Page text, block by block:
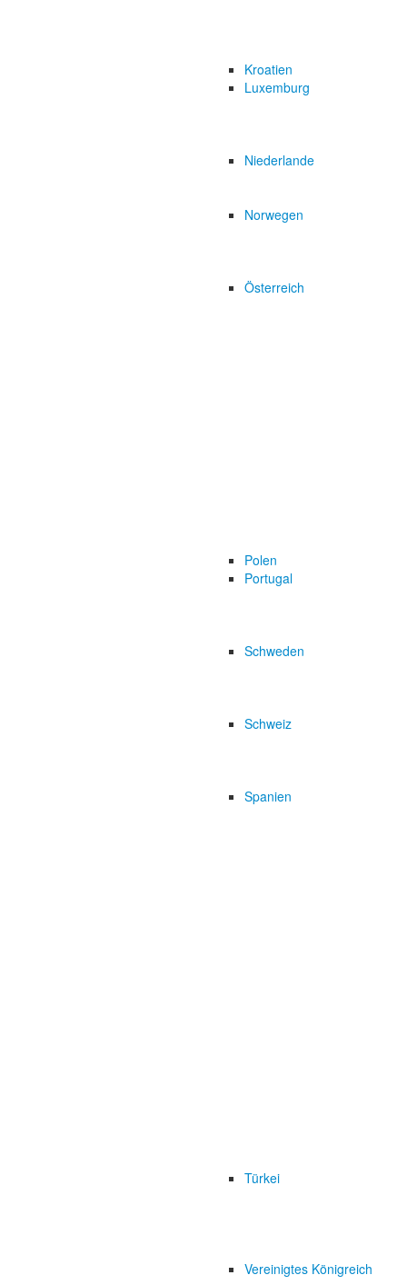
Kroatien
Luxemburg
Niederlande
Norwegen
Österreich
Polen
Portugal
Schweden
Schweiz
Spanien
Türkei
Vereinigtes Königreich